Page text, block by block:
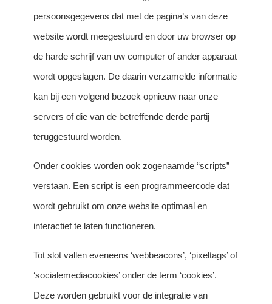
persoonsgegevens dat met de pagina’s van deze
website wordt meegestuurd en door uw browser op
de harde schrijf van uw computer of ander apparaat
wordt opgeslagen. De daarin verzamelde informatie
kan bij een volgend bezoek opnieuw naar onze
servers of die van de betreffende derde partij
teruggestuurd worden.
Onder cookies worden ook zogenaamde “scripts”
verstaan. Een script is een programmeercode dat
wordt gebruikt om onze website optimaal en
interactief te laten functioneren.
Tot slot vallen eveneens ‘webbeacons’, ‘pixeltags’ of
‘socialemediacookies’ onder de term ‘cookies’.
Deze worden gebruikt voor de integratie van